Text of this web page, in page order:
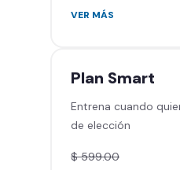
Acceso ilimitado
Sillones de
Smart Fit App -
entrenamiento
Smart Fit GO
VER MÁS
Plan Smart
Entrena cuando
de elección
$ 599.00